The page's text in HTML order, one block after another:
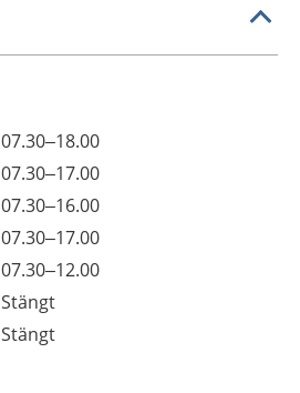
07.30–18.00
07.30–17.00
07.30–16.00
07.30–17.00
07.30–12.00
Stängt
Stängt